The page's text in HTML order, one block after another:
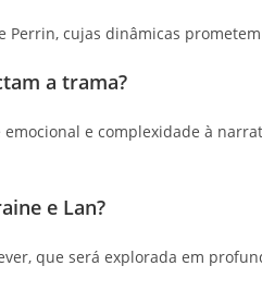
Perrin, cujas dinâmicas
a trama?
e complexidade à
e Lan?
que será explorada em